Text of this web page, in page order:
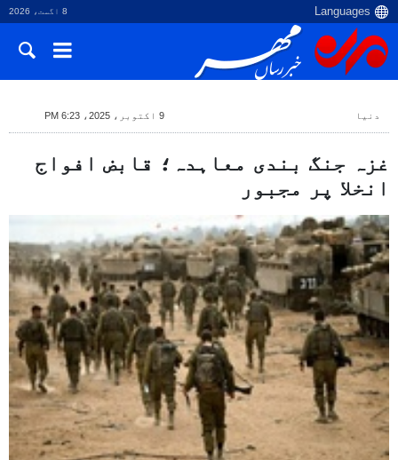
8 اگست، 2026
دنیا 9 اکتوبر، 2025، 6:23 PM
غزہ جنگ بندی معاہدہ؛ قابض افواج
انخلا پر مجبور